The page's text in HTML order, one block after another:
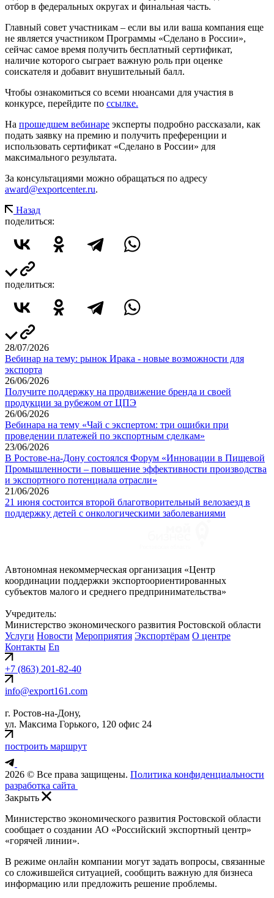
отбор в федеральных округах и финальная часть.
Главный совет участникам – если вы или ваша компания еще
не является участником Программы «Сделано в России»,
сейчас самое время получить бесплатный сертификат,
наличие которого сыграет важную роль при оценке
соискателя и добавит внушительный балл.
Чтобы ознакомиться со всеми нюансами для участия в
конкурсе, перейдите по ссылке.
На прошедшем вебинаре эксперты подробно рассказали, как
подать заявку на премию и получить преференции и
использовать сертификат «Сделано в России» для
максимального результата.
За консультациями можно обращаться по адресу
award@exportcenter.ru.
Назад
поделиться:
поделиться:
28/07/2026
Вебинар на тему: рынок Ирака - новые возможности для
экспорта
26/06/2026
Получите поддержку на продвижение бренда и своей
продукции за рубежом от ЦПЭ
26/06/2026
Вебинара на тему «Чай с экспертом: три ошибки при
проведении платежей по экспортным сделкам»
23/06/2026
В Ростове-на-Дону состоялся Форум «Инновации в Пищевой
Промышленности – повышение эффективности производства
и экспортного потенциала отрасли»
21/06/2026
21 июня состоится второй благотворительный велозаезд в
поддержку детей с онкологическими заболеваниями
Автономная некоммерческая организация «Центр
координации поддержки экспортоориентированных
субъектов малого и среднего предпринимательства»
Учредитель:
Министерство экономического развития Ростовской области
Услуги Новости Мероприятия Экспортёрам О центре
Контакты En
+7 (863) 201-82-40
info@export161.com
г. Ростов-на-Дону,
ул. Максима Горького, 120 офис 24
построить маршрут
2026 © Все права защищены. Политика конфиденциальности
разработка сайта
Закрыть
Министерство экономического развития Ростовской области
сообщает о создании АО «Российский экспортный центр»
«горячей линии».
В режиме онлайн компании могут задать вопросы, связанные
со сложившейся ситуацией, сообщить важную для бизнеса
информацию или предложить решение проблемы.